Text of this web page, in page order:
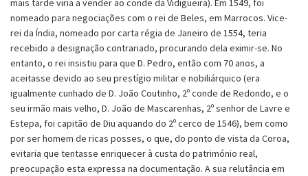
nomeado para negociações com o rei de Beles, em Marrocos. Vice-
rei da Índia, nomeado por carta régia de Janeiro de 1554, teria
recebido a designação contrariado, procurando dela eximir-se. No
entanto, o rei insistiu para que D. Pedro, então com 70 anos, a
aceitasse devido ao seu prestígio militar e nobiliárquico (era
igualmente cunhado de D. João Coutinho, 2º conde de Redondo, e o
seu irmão mais velho, D. João de Mascarenhas, 2º senhor de Lavre e
Estepa, foi capitão de Diu aquando do 2º cerco de 1546), bem como
por ser homem de ricas posses, o que, do ponto de vista da Coroa,
evitaria que tentasse enriquecer à custa do património real,
preocupação esta expressa na documentação. A sua relutância em